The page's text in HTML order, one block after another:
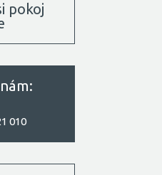
pokoj
010